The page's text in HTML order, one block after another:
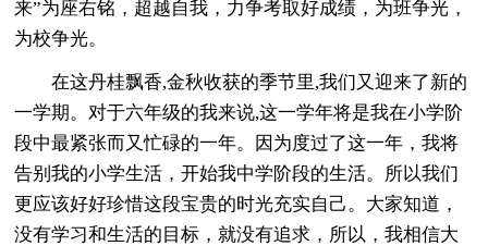
来”为座右铭，超越自我，力争考取好成绩，为班争光，
为校争光。
在这丹桂飘香,金秋收获的季节里,我们又迎来了新的
一学期。对于六年级的我来说,这一学年将是我在小学阶
段中最紧张而又忙碌的一年。因为度过了这一年，我将
告别我的小学生活，开始我中学阶段的生活。所以我们
更应该好好珍惜这段宝贵的时光充实自己。大家知道，
没有学习和生活的目标，就没有追求，所以，我相信大